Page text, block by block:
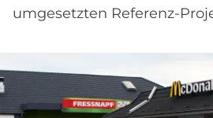
umgesetzten Referenz-